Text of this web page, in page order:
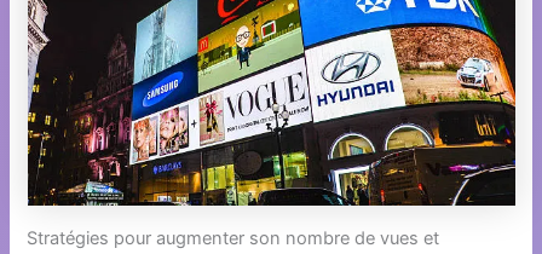
Stratégies pour augmenter son nombre de vues et